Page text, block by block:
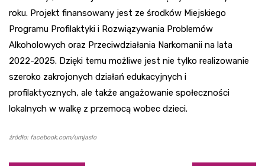
roku. Projekt finansowany jest ze środków Miejskiego
Programu Profilaktyki i Rozwiązywania Problemów
Alkoholowych oraz Przeciwdziałania Narkomanii na lata
2022-2025. Dzięki temu możliwe jest nie tylko realizowanie
szeroko zakrojonych działań edukacyjnych i
profilaktycznych, ale także angażowanie społeczności
lokalnych w walkę z przemocą wobec dzieci.
źródło: facebook.com/umjaslo